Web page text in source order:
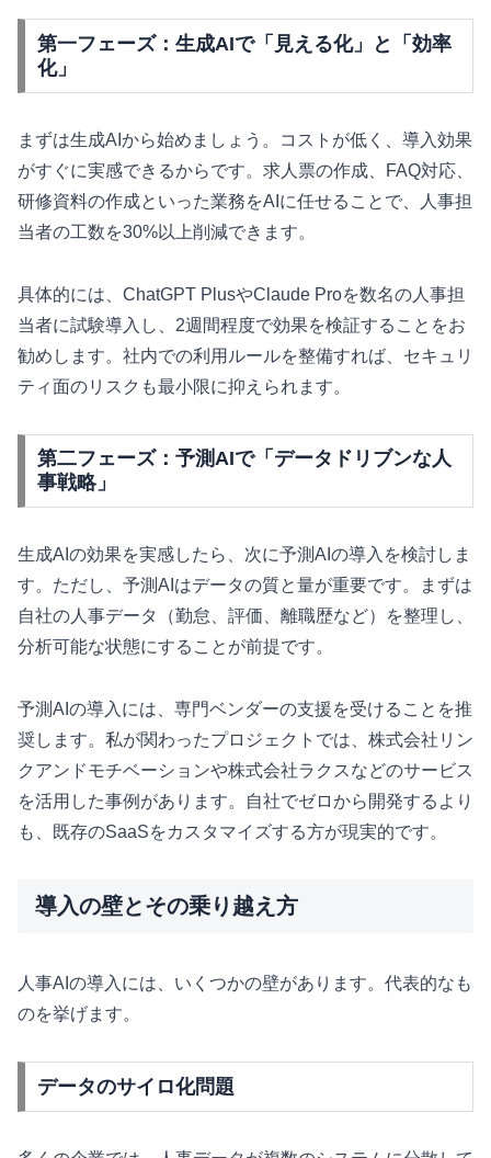
第一フェーズ：生成AIで「見える化」と「効率
化」
まずは生成AIから始めましょう。コストが低く、導入効果
がすぐに実感できるからです。求人票の作成、FAQ対応、
研修資料の作成といった業務をAIに任せることで、人事担
当者の工数を30%以上削減できます。
具体的には、ChatGPT PlusやClaude Proを数名の人事担
当者に試験導入し、2週間程度で効果を検証することをお
勧めします。社内での利用ルールを整備すれば、セキュリ
ティ面のリスクも最小限に抑えられます。
第二フェーズ：予測AIで「データドリブンな人
事戦略」
生成AIの効果を実感したら、次に予測AIの導入を検討しま
す。ただし、予測AIはデータの質と量が重要です。まずは
自社の人事データ（勤怠、評価、離職歴など）を整理し、
分析可能な状態にすることが前提です。
予測AIの導入には、専門ベンダーの支援を受けることを推
奨します。私が関わったプロジェクトでは、株式会社リン
クアンドモチベーションや株式会社ラクスなどのサービス
を活用した事例があります。自社でゼロから開発するより
も、既存のSaaSをカスタマイズする方が現実的です。
導入の壁とその乗り越え方
人事AIの導入には、いくつかの壁があります。代表的なも
のを挙げます。
データのサイロ化問題